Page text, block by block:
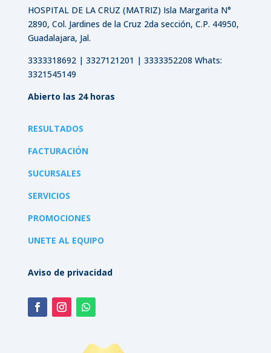
HOSPITAL DE LA CRUZ (MATRIZ) Isla Margarita N°
2890, Col. Jardines de la Cruz 2da sección, C.P. 44950,
Guadalajara, Jal.
3333318692 | 3327121201 | 3333352208 Whats:
3321545149
Abierto las 24 horas
RESULTADOS
FACTURACIÓN
SUCURSALES
SERVICIOS
PROMOCIONES
UNETE AL EQUIPO
Aviso de privacidad